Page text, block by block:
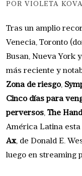
POR VIOLETA
Tras un amplio
Venecia, Toronto
Busan, Nueva York
más reciente y
Zona de riesgo,
Cinco días para
perversos, The
América Latina
Ax, de Donald E.
luego en streaming